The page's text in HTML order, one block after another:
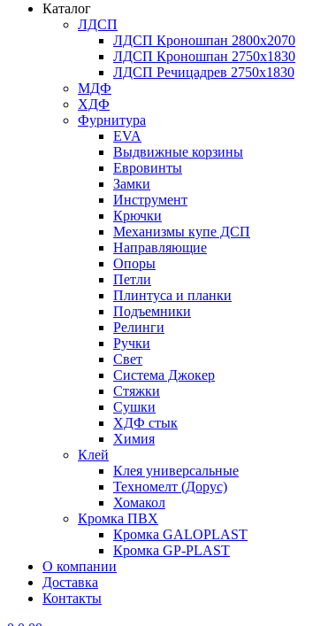
Каталог
ЛДСП
ЛДСП Кроношпан 2800x2070
ЛДСП Кроношпан 2750x1830
ЛДСП Речицадрев 2750x1830
МДФ
ХДФ
Фурнитура
EVA
Выдвижные корзины
Евровинты
Замки
Инструмент
Крючки
Механизмы купе ДСП
Направляющие
Опоры
Петли
Плинтуса и планки
Подъемники
Релинги
Ручки
Свет
Система Джокер
Стяжки
Сушки
ХДФ стык
Химия
Клей
Клея универсальные
Техномелт (Дорус)
Хомакол
Кромка ПВХ
Кромка GALOPLAST
Кромка GP-PLAST
О компании
Доставка
Контакты